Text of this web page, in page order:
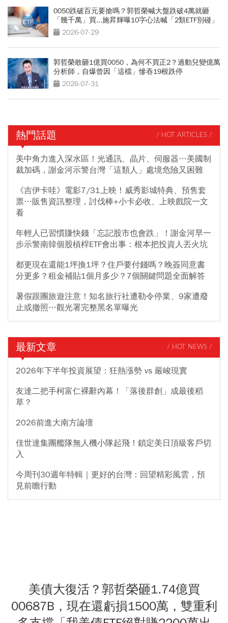
0050跌破百元要搶嗎？郭哲榮喊大盤跌破4萬就砸
「幾千萬」買...施昇輝曝10字心法喊「2類ETF別碰」
2026-07-29
郭哲榮敢砸1億買0050，為何不買正2？過動兒變億萬
分析師，自爆曾因「這檔」慘吞19根跌停
2026-07-31
熱門話題 / HOT ARTICLES /
美中角力進入深水區！光通訊、晶片、伺服器…美國制
裁加碼，謝金河示警台灣「這類人」處境危險又困難
《吉伊卡哇》電影7/31上映！威秀影城特典、預售套
票…販售資訊整理，討伐棒+小卡必收、上映戲院一文
看
年輕人已習慣賺快錢「忘記股市也會跌」！謝金河早一
步示警南韓個股槓桿ETF會出事：根本把投資人丟火坑
都更現在還能1坪換1坪？住戶要付錢嗎？晚簽同意書
分更多？租金補貼1個月多少？7個關鍵問題全面解答
暑假跟團旅遊注意！知名旅行社遭勒令停業、9家遭廢
止或撤照…觀光署完整黑名單曝光
最新文章 / HOT NEWS /
2026年下半年投資展望：狂熱漲勢 vs 嚴峻現實
友達二把手柯富仁裸辭內幕！「落後群創」成最後稻
草？
2026前進大南方論壇
佳世達集團艦隊無人機小隊起飛！鎖定美日頂級客戶切
入
今周刊30週年特輯｜更好的台灣：回望精彩風雲，預
見前瞻行動
美債大復活？郭哲榮砸1.74億買
00687B，現在還虧損1500萬，雙重利